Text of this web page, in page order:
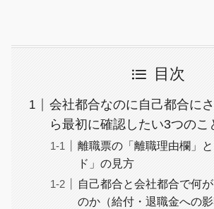
目次
会社都合なのに自己都合に
ら最初に確認したい3つのこ
離職票の「離職理由欄」
ド」の見方
自己都合と会社都合で何
のか（給付・退職金への影